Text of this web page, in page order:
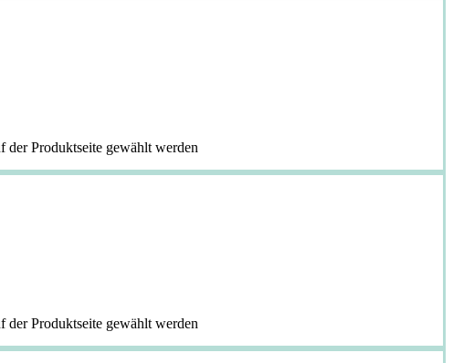
der Produktseite gewählt werden
der Produktseite gewählt werden